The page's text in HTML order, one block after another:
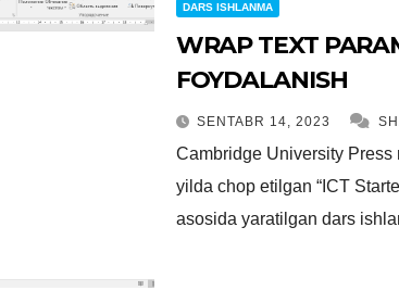
DARS ISHLANMA
WRAP TEXT
FOYDALANISH
SENTABR 14, 2023
Cambridge University Press
yilda chop etilgan “ICT
asosida yaratilgan dars